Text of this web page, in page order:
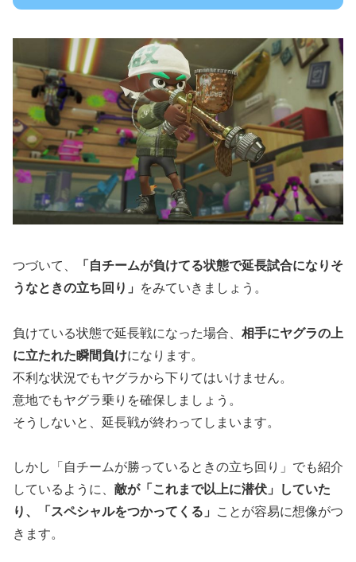
つづいて、
「自チームが負けてる状態で延長試合になりそ
うなときの立ち回り」
をみていきましょう。
負けている状態で延長戦になった場合、 相手にヤグラの上
に立たれた瞬間負けになります。
不利な状況でもヤグラから下りてはいけません。
意地でもヤグラ乗りを確保しましょう。
そうしないと、延長戦が終わってしまいます。
しかし「自チームが勝っているときの立ち回り」でも紹介
しているように、 敵が「これまで以上に潜伏」していた
り、「スペシャルをつかってくる」
ことが容易に想像がつ
きます。